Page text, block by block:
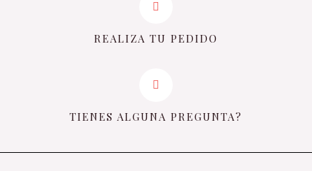
REALIZA TU PEDIDO
TIENES ALGUNA PREGUNTA?